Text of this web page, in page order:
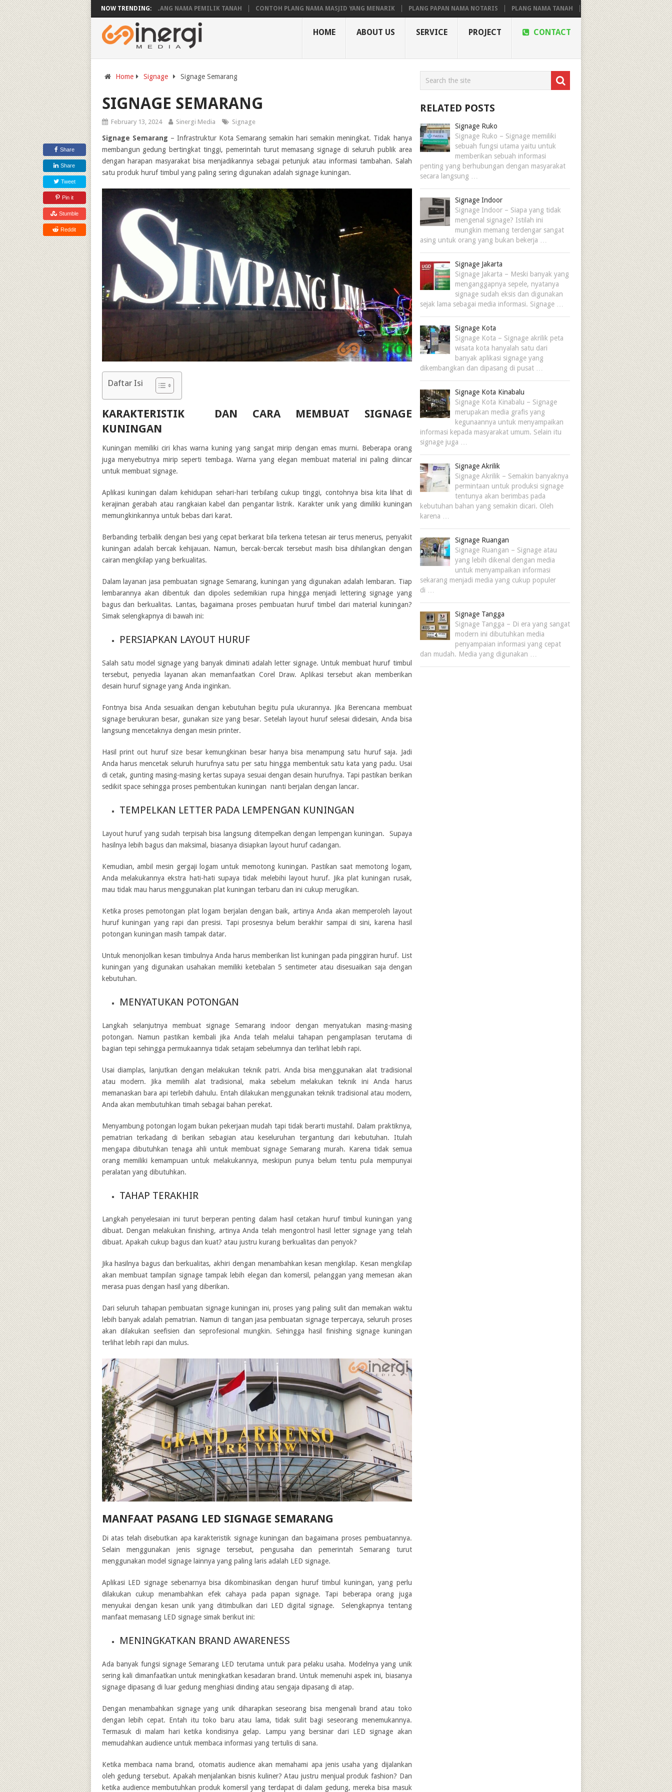
NOW TRENDING:
PASANG IKLAN VIDEOTRON PLANG NAMA PEMILIK TANAH CONTOH PLANG NAMA MASJID YANG MENARIK PLANG PAPAN NAMA NOTARIS PLANG NAMA TANAH
HOME ABOUT US SERVICE PROJECT CONTACT
Home Signage Signage Semarang
SIGNAGE SEMARANG
February 13, 2024 Sinergi Media Signage
Signage Semarang – Infrastruktur Kota Semarang semakin hari semakin meningkat. Tidak hanya
membangun gedung bertingkat tinggi, pemerintah turut memasang signage di seluruh publik area
dengan harapan masyarakat bisa menjadikannya sebagai petunjuk atau informasi tambahan. Salah
satu produk huruf timbul yang paling sering digunakan adalah signage kuningan.
Daftar Isi
KARAKTERISTIK DAN CARA MEMBUAT SIGNAGE
KUNINGAN
Kuningan memiliki ciri khas warna kuning yang sangat mirip dengan emas murni. Beberapa orang
juga menyebutnya mirip seperti tembaga. Warna yang elegan membuat material ini paling diincar
untuk membuat signage.
Aplikasi kuningan dalam kehidupan sehari-hari terbilang cukup tinggi, contohnya bisa kita lihat di
kerajinan gerabah atau rangkaian kabel dan pengantar listrik. Karakter unik yang dimiliki kuningan
memungkinkannya untuk bebas dari karat.
Berbanding terbalik dengan besi yang cepat berkarat bila terkena tetesan air terus menerus, penyakit
kuningan adalah bercak kehijauan. Namun, bercak-bercak tersebut masih bisa dihilangkan dengan
cairan mengkilap yang berkualitas.
Dalam layananjasa pembuatan signage Semarang, kuningan yang digunakan adalah lembaran. Tiap
lembarannya akan dibentuk dan dipoles sedemikian rupa hingga menjadi lettering signage yang
bagus dan berkualitas. Lantas, bagaimana proses pembuatan huruf timbel dari material kuningan?
Simak selengkapnya di bawah ini:
PERSIAPKAN LAYOUT HURUF
Salah satu model signage yang banyak diminati adalah letter signage. Untuk membuat huruf timbul
tersebut, penyedia layanan akan memanfaatkan Corel Draw. Aplikasi tersebut akan memberikan
desain huruf signage yang Anda inginkan.
Fontnya bisa Anda sesuaikan dengan kebutuhan begitu pula ukurannya. Jika Berencana membuat
signage berukuran besar, gunakan size yang besar. Setelah layout huruf selesai didesain, Anda bisa
langsung mencetaknya dengan mesin printer.
Hasil print out huruf size besar kemungkinan besar hanya bisa menampung satu huruf saja. Jadi
Anda harus mencetak seluruh hurufnya satu per satu hingga membentuk satu kata yang padu. Usai
di cetak, gunting masing-masing kertas supaya sesuai dengan desain hurufnya. Tapi pastikan berikan
sedikit space sehingga proses pembentukan kuningan nanti berjalan dengan lancar.
TEMPELKAN LETTER PADA LEMPENGAN KUNINGAN
Layout huruf yang sudah terpisah bisa langsung ditempelkan dengan lempengan kuningan. Supaya
hasilnya lebih bagus dan maksimal, biasanya disiapkan layout huruf cadangan.
Kemudian, ambil mesin gergaji logam untuk memotong kuningan. Pastikan saat memotong logam,
Anda melakukannya ekstra hati-hati supaya tidak melebihi layout huruf. Jika plat kuningan rusak,
mau tidak mau harus menggunakan plat kuningan terbaru dan ini cukup merugikan.
Ketika proses pemotongan plat logam berjalan dengan baik, artinya Anda akan memperoleh layout
huruf kuningan yang rapi dan presisi. Tapi prosesnya belum berakhir sampai di sini, karena hasil
potongan kuningan masih tampak datar.
Untuk menonjolkan kesan timbulnya Anda harus memberikan list kuningan pada pinggiran huruf. List
kuningan yang digunakan usahakan memiliki ketebalan 5 sentimeter atau disesuaikan saja dengan
kebutuhan.
MENYATUKAN POTONGAN
Langkah selanjutnya membuatsignage Semarang indoordengan menyatukan masing-masing
potongan. Namun pastikan kembali jika Anda telah melalui tahapan pengamplasan terutama di
bagian tepi sehingga permukaannya tidak setajam sebelumnya dan terlihat lebih rapi.
Usai diamplas, lanjutkan dengan melakukan teknik patri. Anda bisa menggunakan alat tradisional
atau modern. Jika memilih alat tradisional, maka sebelum melakukan teknik ini Anda harus
memanaskan bara api terlebih dahulu. Entah dilakukan menggunakan teknik tradisional atau modern,
Anda akan membutuhkan timah sebagai bahan perekat.
Menyambung potongan logam bukan pekerjaan mudah tapi tidak berarti mustahil. Dalam praktiknya,
pematrian terkadang di berikan sebagian atau keseluruhan tergantung dari kebutuhan. Itulah
mengapa dibutuhkan tenaga ahli untuk membuatsignage Semarang murah. Karena tidak semua
orang memiliki kemampuan untuk melakukannya, meskipun punya belum tentu pula mempunyai
peralatan yang dibutuhkan.
TAHAP TERAKHIR
Langkah penyelesaian ini turut berperan penting dalam hasil cetakan huruf timbul kuningan yang
dibuat. Dengan melakukan finishing, artinya Anda telah mengontrol hasil letter signage yang telah
dibuat. Apakah cukup bagus dan kuat? atau justru kurang berkualitas dan penyok?
Jika hasilnya bagus dan berkualitas, akhiri dengan menambahkan kesan mengkilap. Kesan mengkilap
akan membuat tampilan signage tampak lebih elegan dan komersil, pelanggan yang memesan akan
merasa puas dengan hasil yang diberikan.
Dari seluruh tahapan pembuatan signage kuningan ini, proses yang paling sulit dan memakan waktu
lebih banyak adalah pematrian. Namun di tangan jasa pembuatan signage terpercaya, seluruh proses
akan dilakukan seefisien dan seprofesional mungkin. Sehingga hasil finishing signage kuningan
terlihat lebih rapi dan mulus.
MANFAAT PASANG LED SIGNAGE SEMARANG
Di atas telah disebutkan apa karakteristik signage kuningan dan bagaimana proses pembuatannya.
Selain menggunakan jenis signage tersebut, pengusaha dan pemerintah Semarang turut
menggunakan model signage lainnya yang paling laris adalah LED signage.
Aplikasi LED signage sebenarnya bisa dikombinasikan dengan huruf timbul kuningan, yang perlu
dilakukan cukup menambahkan efek cahaya pada papan signage. Tapi beberapa orang juga
menyukai dengan kesan unik yang ditimbulkan dari LED digital signage. Selengkapnya tentang
manfaat memasang LED signage simak berikut ini:
MENINGKATKAN BRAND AWARENESS
Ada banyak fungsi signage Semarang LED terutama untuk para pelaku usaha. Modelnya yang unik
sering kali dimanfaatkan untuk meningkatkan kesadaran brand. Untuk memenuhi aspek ini, biasanya
signage dipasang di luar gedung menghiasi dinding atau sengaja dipasang di atap.
Dengan menambahkan signage yang unik diharapkan seseorang bisa mengenali brand atau toko
dengan lebih cepat. Entah itu toko baru atau lama, tidak sulit bagi seseorang menemukannya.
Termasuk di malam hari ketika kondisinya gelap. Lampu yang bersinar dari LED signage akan
memudahkan audience untuk membaca informasi yang tertulis di sana.
Ketika membaca nama brand, otomatis audience akan memahami apa jenis usaha yang dijalankan
oleh gedung tersebut. Apakah menjalankan bisnis kuliner? Atau justru menjual produk fashion? Dan
ketika audience membutuhkan produk komersil yang terdapat di dalam gedung, mereka bisa masuk
Share
Share
Tweet
Pin it
Stumble
Reddit
RELATED POSTS
Signage Ruko
Signage Ruko – Signage memiliki
sebuah fungsi utama yaitu untuk
memberikan sebuah informasi
penting yang berhubungan dengan masyarakat
secara langsung …
Signage Indoor
Signage Indoor – Siapa yang tidak
mengenal signage? Istilah ini
mungkin memang terdengar sangat
asing untuk orang yang bukan bekerja …
Signage Jakarta
Signage Jakarta – Meski banyak yang
menganggapnya sepele, nyatanya
signage sudah eksis dan digunakan
sejak lama sebagai media informasi. Signage …
Signage Kota
Signage Kota – Signage akrilik peta
wisata kota hanyalah satu dari
banyak aplikasi signage yang
dikembangkan dan dipasang di pusat …
Signage Kota Kinabalu
Signage Kota Kinabalu – Signage
merupakan media grafis yang
kegunaannya untuk menyampaikan
informasi kepada masyarakat umum. Selain itu
signage juga …
Signage Akrilik
Signage Akrilik – Semakin banyaknya
permintaan untuk produksi signage
tentunya akan berimbas pada
kebutuhan bahan yang semakin dicari. Oleh
karena …
Signage Ruangan
Signage Ruangan – Signage atau
yang lebih dikenal dengan media
untuk menyampaikan informasi
sekarang menjadi media yang cukup populer
di …
Signage Tangga
Signage Tangga – Di era yang sangat
modern ini dibutuhkan media
penyampaian informasi yang cepat
dan mudah. Media yang digunakan …